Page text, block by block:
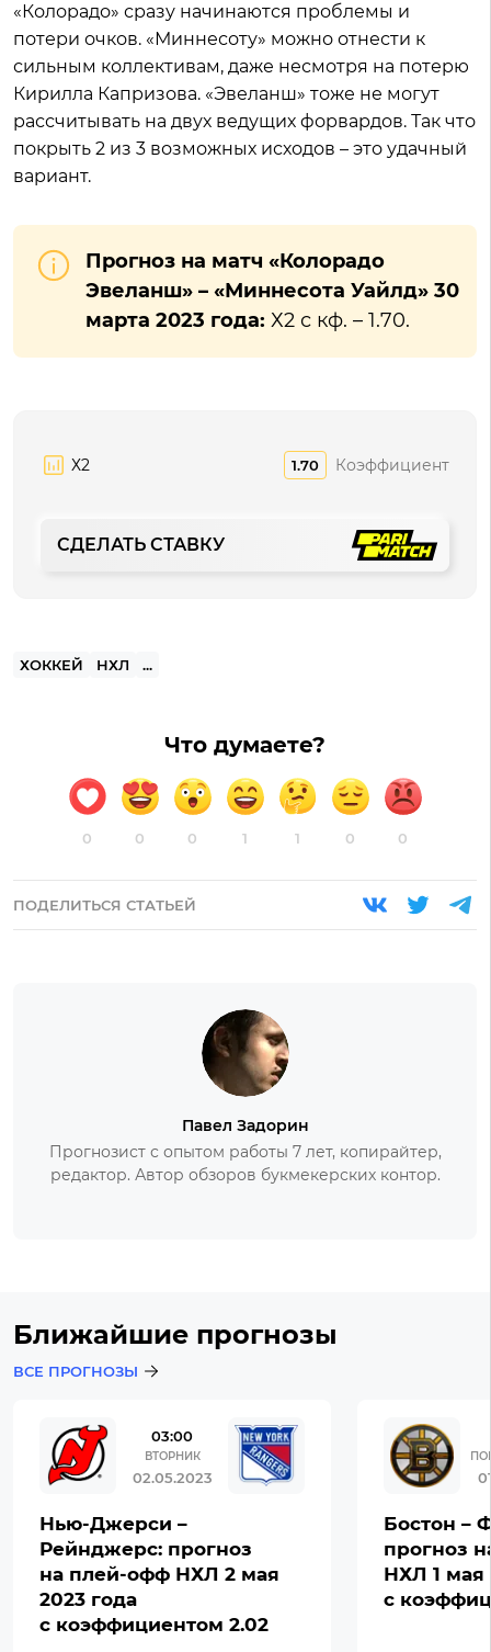
«Колорадо» сразу начинаются проблемы и
потери очков. «Миннесоту» можно отнести к
сильным коллективам, даже несмотря на потерю
Кирилла Капризова. «Эвеланш» тоже не могут
рассчитывать на двух ведущих форвардов. Так что
покрыть 2 из 3 возможных исходов – это удачный
вариант.
Прогноз на матч «Колорадо
Эвеланш» – «Миннесота Уайлд» 30
марта 2023 года: Х2 с кф. – 1.70.
Х2 1.70 Коэффициент
СДЕЛАТЬ СТАВКУ
ХОККЕЙ НХЛ ...
Что думаете?
0 0 0 1 1 0 0
ПОДЕЛИТЬСЯ СТАТЬЕЙ
Павел Задорин
Прогнозист с опытом работы 7 лет, копирайтер,
редактор. Автор обзоров букмекерских контор.
Ближайшие прогнозы
ВСЕ ПРОГНОЗЫ
03:00
ВТОРНИК
02.05.2023
Нью-Джерси –
Рейнджерс: прогноз
на плей-офф НХЛ 2 мая
2023 года
с коэффициентом 2.02
Бостон –
прогноз
НХЛ 1 мая
с